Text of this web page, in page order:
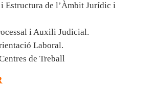
Estructura de l’Àmbit Jurídic i
i Auxili Judicial.
Laboral.
de Treball